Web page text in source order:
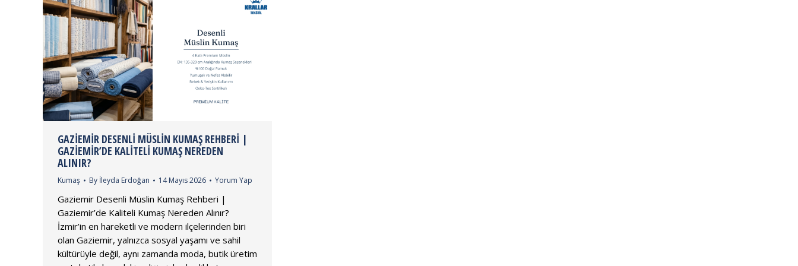
GAZIEMIR DESENLI MÜSLIN KUMAŞ REHBERI |
GAZIEMIR’DE KALITELI KUMAŞ NEREDEN
ALINIR?
Kumaş By İleyda Erdoğan 14 Mayıs 2026 Yorum Yap
Gaziemir Desenli Müslin Kumaş Rehberi |
Gaziemir’de Kaliteli Kumaş Nereden Alınır?
İzmir’in en hareketli ve modern ilçelerinden biri
olan Gaziemir, yalnızca sosyal yaşamı ve sahil
kültürüyle değil, aynı zamanda moda, butik üretim